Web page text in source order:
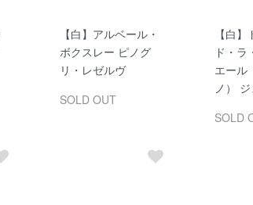
【白】アルベール・
ボクスレー ピノグ
リ・レゼルヴ
SOLD OUT
【白
ド・
エール
ノ）
SOLD